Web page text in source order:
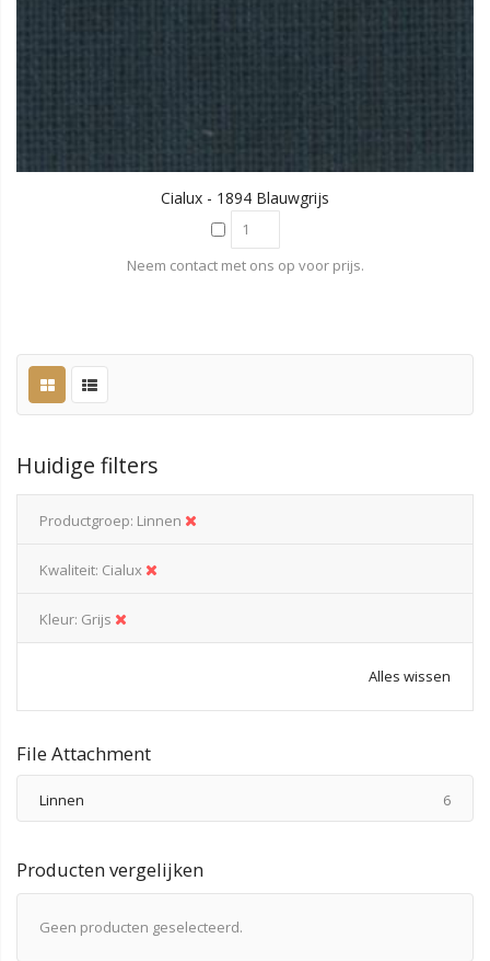
Cialux - 1894 Blauwgrijs
Neem contact met ons op voor prijs.
Huidige filters
Productgroep Linnen
Kwaliteit Cialux
Kleur Grijs
Alles wissen
File Attachment
Linnen 6
Producten vergelijken
Geen producten geselecteerd.